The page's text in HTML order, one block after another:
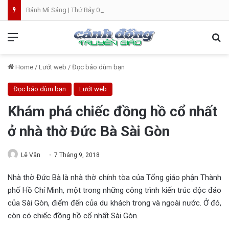
Bánh Mì Sáng | Thứ Bảy 08.08 | Thánh Đaminh, Linh mục
Home / Lướt web / Đọc báo dùm bạn
Đọc báo dùm bạn Lướt web
Khám phá chiếc đồng hồ cổ nhất
ở nhà thờ Đức Bà Sài Gòn
Lê Vân 7 Tháng 9, 2018
Nhà thờ Đức Bà là nhà thờ chính tòa của Tổng giáo phận Thành
phố Hồ Chí Minh, một trong những công trình kiến trúc độc đáo
của Sài Gòn, điểm đến của du khách trong và ngoài nước. Ở đó,
còn có chiếc đồng hồ cổ nhất Sài Gòn.